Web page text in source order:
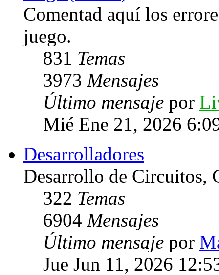
Comentad aquí los
juego.
831 Temas
3973 Mensajes
Último mensaje por
Mié Ene 21, 2026
Desarrolladores
Desarrollo de Circuitos,
322 Temas
6904 Mensajes
Último mensaje por
Jue Jun 11, 2026